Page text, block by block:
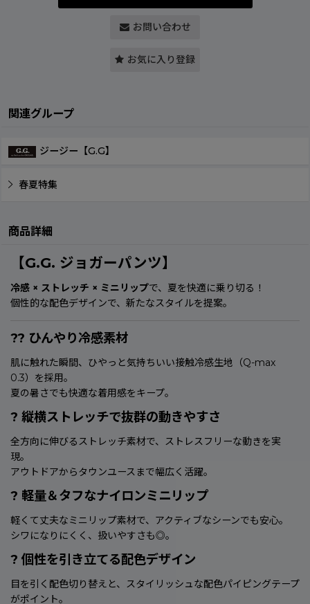
お問い合わせ
お気に入り登録
関連グループ
ジージー【G.G】
春夏特集
商品詳細
【G.G. ジョガーパンツ】
冷感 × ストレッチ × ミニリップで、夏を快適に乗り切る！
個性的な配色デザインで、新たなスタイルを提案。
?? ひんやり冷感素材
肌に触れた瞬間、ひやっと気持ちいい接触冷感生地（Q-max
0.3）を採用。
夏の暑さでも快適な着用感をキープ。
? 縦横ストレッチで抜群の動きやすさ
全方向に伸びるストレッチ素材で、ストレスフリーな動きを実
現。
アウトドアからタウンユースまで幅広く活躍。
? 軽量＆タフなナイロンミニリップ
軽くて丈夫なミニリップ素材で、アクティブなシーンでも安心。
シワになりにくく、扱いやすさも◎。
? 個性を引き立てる配色デザイン
目を引く配色切り替えと、スタイリッシュな配色パイピングテープ
がポイント。